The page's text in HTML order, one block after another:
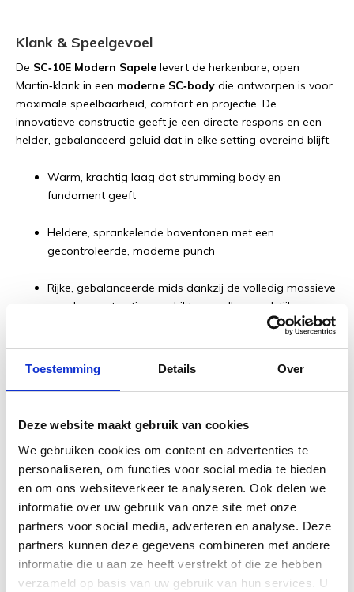
Toestemming Details Over
Deze website maakt gebruik van cookies
We gebruiken cookies om content en advertenties te
personaliseren, om functies voor social media te bieden
en om ons websiteverkeer te analyseren. Ook delen we
informatie over uw gebruik van onze site met onze
partners voor social media, adverteren en analyse. Deze
partners kunnen deze gegevens combineren met andere
informatie die u aan ze heeft verstrekt of die ze hebben
verzameld op basis van uw gebruik van hun services. U
Klank & Speelgevoel
De SC‑10E Modern Sapele levert de herkenbare, open
Martin‑klank in een moderne SC‑body die ontworpen is voor
maximale speelbaarheid, comfort en projectie. De
innovatieve constructie geeft je een directe respons en een
helder, gebalanceerd geluid dat in elke setting overeind blijft.
Warm, krachtig laag dat strumming body en
fundament geeft
Heldere, sprankelende boventonen met een
gecontroleerde, moderne punch
Rijke, gebalanceerde mids dankzij de volledig massieve
sapele-constructie, geschikt voor elke speelstijl
opent en verdiept de klank zich naarmate je meer speelt. De
Performing Artist‑hals met High Performance Taper voelt
geeft tot de hoogste frets.
Look & bouwkwaliteit
De satin afwerking geeft de SC‑10E Modern Sapele een
moderne, ingetogen uitstraling die perfect aansluit bij
Martin’s strakke, functionele designfilosofie. Het
minimalistische uiterlijk legt de nadruk op wat écht telt: klank,